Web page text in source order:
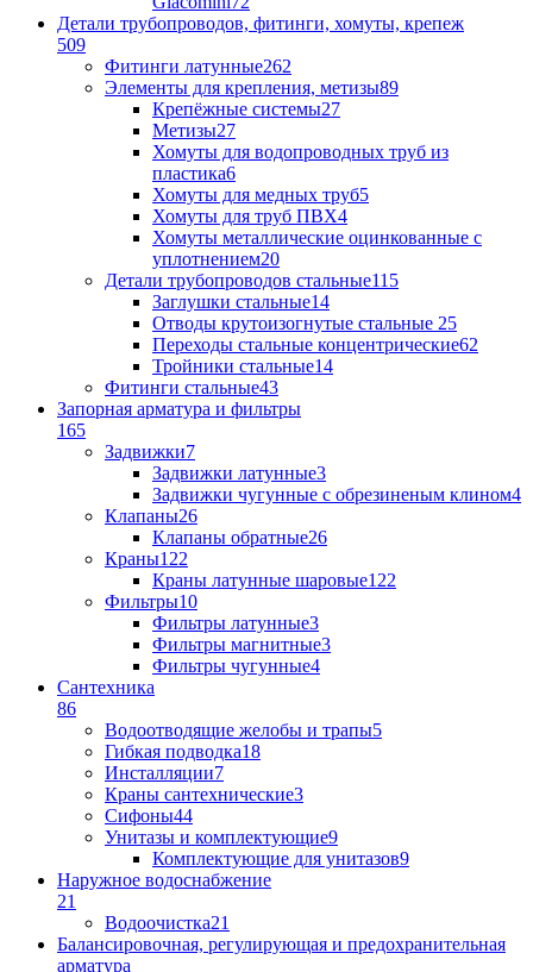
Детали трубопроводов, фитинги, хомуты, крепеж
509
Фитинги латунные262
Элементы для крепления, метизы89
Крепёжные системы27
Метизы27
Хомуты для водопроводных труб из
пластика6
Хомуты для медных труб5
Хомуты для труб ПВХ4
Хомуты металлические оцинкованные с
уплотнением20
Детали трубопроводов стальные115
Заглушки стальные14
Отводы крутоизогнутые стальные 25
Переходы стальные концентрические62
Тройники стальные14
Фитинги стальные43
Запорная арматура и фильтры
165
Задвижки7
Задвижки латунные3
Задвижки чугунные с обрезиненым клином4
Клапаны26
Клапаны обратные26
Краны122
Краны латунные шаровые122
Фильтры10
Фильтры латунные3
Фильтры магнитные3
Фильтры чугунные4
Сантехника
86
Водоотводящие желобы и трапы5
Гибкая подводка18
Инсталляции7
Краны сантехнические3
Сифоны44
Унитазы и комплектующие9
Комплектующие для унитазов9
Наружное водоснабжение
21
Водоочистка21
Балансировочная, регулирующая и предохранительная
арматура